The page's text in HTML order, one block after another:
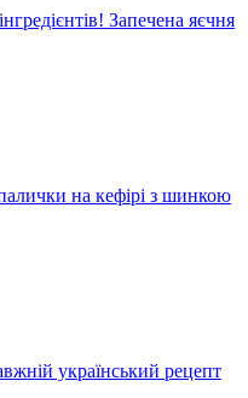
Запечена яєчня
на кефірі з шинкою
український рецепт